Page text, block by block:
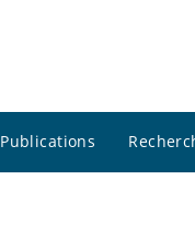
Publications